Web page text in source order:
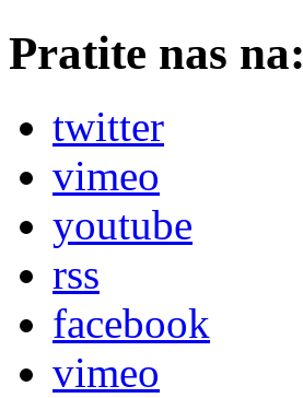
Pratite nas na:
twitter
vimeo
youtube
rss
facebook
vimeo